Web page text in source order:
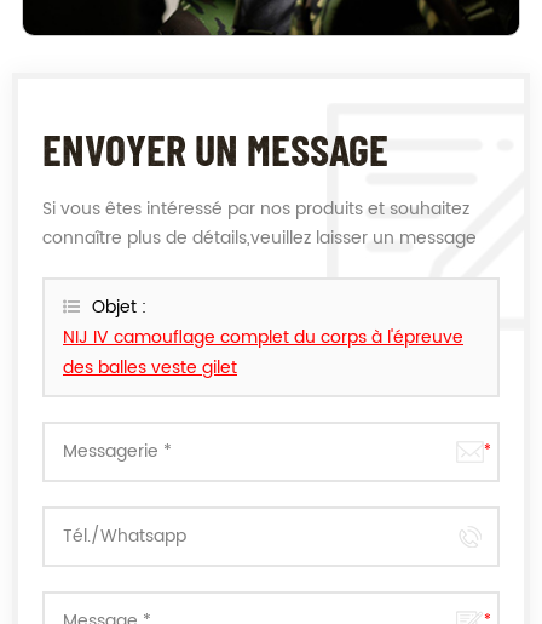
ENVOYER UN MESSAGE
Si vous êtes intéressé par nos produits et souhaitez
connaître plus de détails,veuillez laisser un message
Objet :
NIJ IV camouflage complet du corps à l'épreuve
des balles veste gilet